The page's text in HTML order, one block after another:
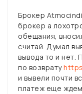
Брокер
брокер а
обещания,
считай. Думал
вывода то и нет.
по возврату
и вывели почти
платеж еще